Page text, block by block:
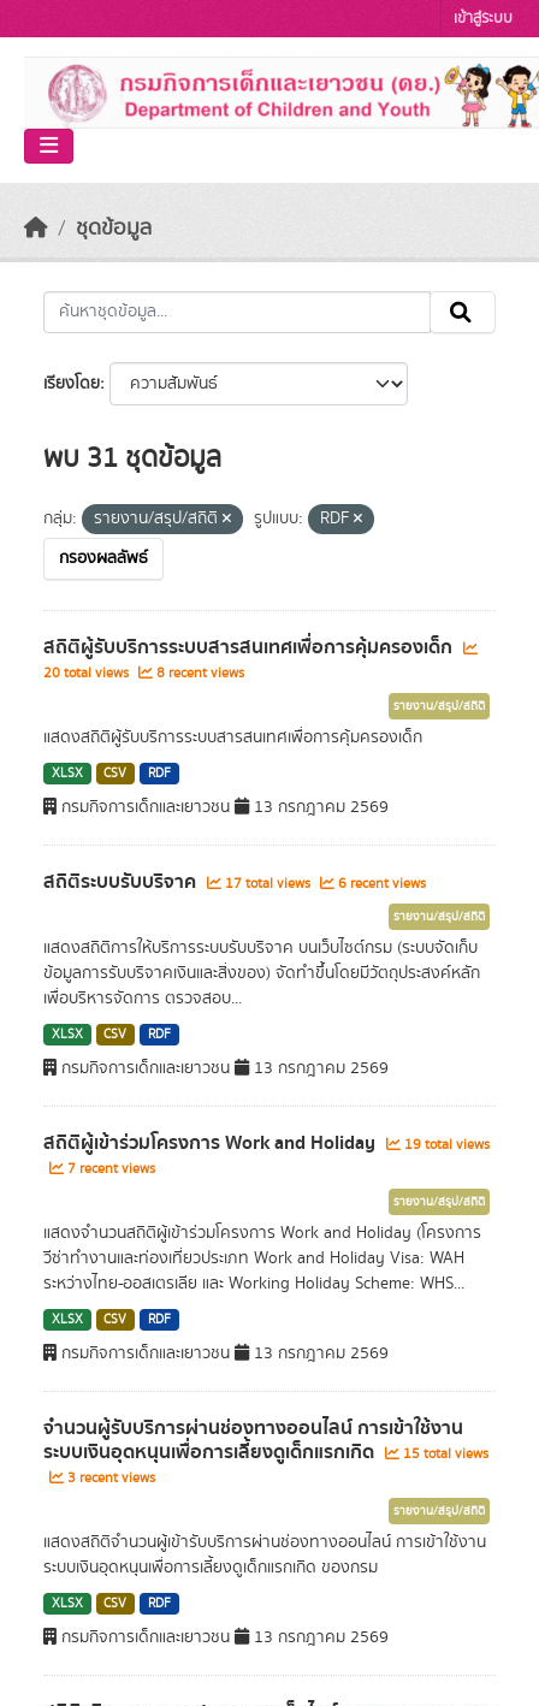
เข้าสู่ระบบ
ชุดข้อมูล
เรียงโดย
พบ 31 ชุดข้อมูล
กลุ่ม: รายงาน/สรุป/สถิติ รูปแบบ:
RDF
กรองผลลัพธ์
สถิติผู้รับบริการระบบสารสนเทศเพื่อการคุ้มครองเด็ก
20 total views 8 recent views
รายงาน/สรุป/สถิติ
แสดงสถิติผู้รับบริการระบบสารสนเทศเพื่อการคุ้มครองเด็ก
XLSX CSV RDF
กรมกิจการเด็กและเยาวชน 13 กรกฎาคม 2569
สถิติระบบรับบริจาค 17 total views 6 recent views
รายงาน/สรุป/สถิติ
แสดงสถิติการให้บริการระบบรับบริจาค บนเว็บไซต์กรม (ระบบจัดเก็บ
ข้อมูลการรับบริจาคเงินและสิ่งของ) จัดทำขึ้นโดยมีวัตถุประสงค์หลัก
เพื่อบริหารจัดการ ตรวจสอบ...
XLSX CSV RDF
กรมกิจการเด็กและเยาวชน 13 กรกฎาคม 2569
สถิติผู้เข้าร่วมโครงการ Work and Holiday
19 total views
7 recent views
รายงาน/สรุป/สถิติ
แสดงจำนวนสถิติผู้เข้าร่วมโครงการ Work and Holiday (โครงการ
วีซ่าทำงานและท่องเที่ยวประเภท Work and Holiday Visa: WAH
ระหว่างไทย-ออสเตรเลีย และ Working Holiday Scheme: WHS...
XLSX CSV RDF
กรมกิจการเด็กและเยาวชน 13 กรกฎาคม 2569
จำนวนผู้รับบริการผ่านช่องทางออนไลน์ การเข้าใช้งาน
ระบบเงินอุดหนุนเพื่อการเลี้ยงดูเด็กแรกเกิด
15 total views
3 recent views
รายงาน/สรุป/สถิติ
แสดงสถิติจำนวนผู้เข้ารับบริการผ่านช่องทางออนไลน์ การเข้าใช้งาน
ระบบเงินอุดหนุนเพื่อการเลี้ยงดูเด็กแรกเกิด ของกรม
XLSX CSV RDF
กรมกิจการเด็กและเยาวชน 13 กรกฎาคม 2569